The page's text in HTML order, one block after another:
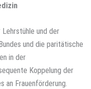
und der
und die paritätische
in der
Koppelung der
an Frauenförderung.